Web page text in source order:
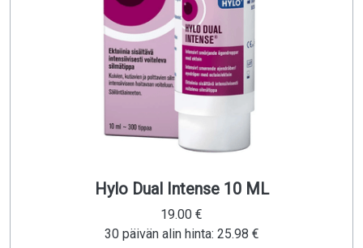
Hylo Dual Intense 10 ML
19.00 €
30 päivän alin hinta: 25.98 €